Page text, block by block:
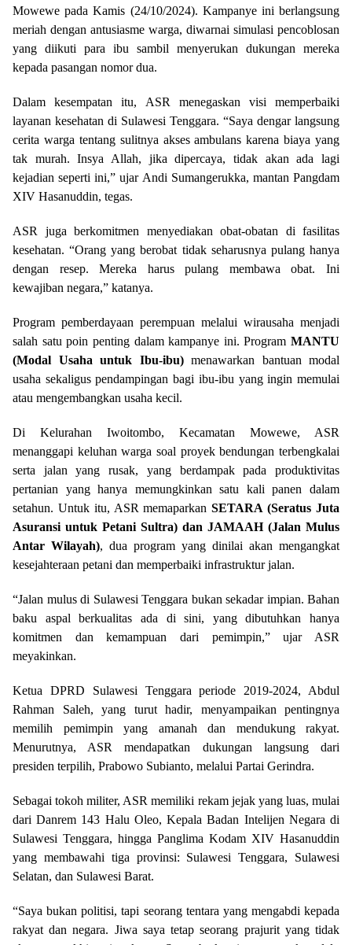
Mowewe pada Kamis (24/10/2024). Kampanye ini berlangsung
meriah dengan antusiasme warga, diwarnai simulasi pencoblosan
yang diikuti para ibu sambil menyerukan dukungan mereka
kepada pasangan nomor dua.
Dalam kesempatan itu, ASR menegaskan visi memperbaiki
layanan kesehatan di Sulawesi Tenggara. “Saya dengar langsung
cerita warga tentang sulitnya akses ambulans karena biaya yang
tak murah. Insya Allah, jika dipercaya, tidak akan ada lagi
kejadian seperti ini,” ujar Andi Sumangerukka, mantan Pangdam
XIV Hasanuddin, tegas.
ASR juga berkomitmen menyediakan obat-obatan di fasilitas
kesehatan. “Orang yang berobat tidak seharusnya pulang hanya
dengan resep. Mereka harus pulang membawa obat. Ini
kewajiban negara,” katanya.
Program pemberdayaan perempuan melalui wirausaha menjadi
salah satu poin penting dalam kampanye ini. Program MANTU
(Modal Usaha untuk Ibu-ibu)menawarkan bantuan modal
usaha sekaligus pendampingan bagi ibu-ibu yang ingin memulai
atau mengembangkan usaha kecil.
Di Kelurahan Iwoitombo, Kecamatan Mowewe, ASR
menanggapi keluhan warga soal proyek bendungan terbengkalai
serta jalan yang rusak, yang berdampak pada produktivitas
pertanian yang hanya memungkinkan satu kali panen dalam
setahun. Untuk itu, ASR memaparkan SETARA (Seratus Juta
Asuransi untuk Petani Sultra) dan JAMAAH (Jalan Mulus
Antar Wilayah), dua program yang dinilai akan mengangkat
kesejahteraan petani dan memperbaiki infrastruktur jalan.
“Jalan mulus di Sulawesi Tenggara bukan sekadar impian. Bahan
baku aspal berkualitas ada di sini, yang dibutuhkan hanya
komitmen dan kemampuan dari pemimpin,” ujar ASR
meyakinkan.
Ketua DPRD Sulawesi Tenggara periode 2019-2024, Abdul
Rahman Saleh, yang turut hadir, menyampaikan pentingnya
memilih pemimpin yang amanah dan mendukung rakyat.
Menurutnya, ASR mendapatkan dukungan langsung dari
presiden terpilih, Prabowo Subianto, melalui Partai Gerindra.
Sebagai tokoh militer, ASR memiliki rekam jejak yang luas, mulai
dari Danrem 143 Halu Oleo, Kepala Badan Intelijen Negara di
Sulawesi Tenggara, hingga Panglima Kodam XIV Hasanuddin
yang membawahi tiga provinsi: Sulawesi Tenggara, Sulawesi
Selatan, dan Sulawesi Barat.
“Saya bukan politisi, tapi seorang tentara yang mengabdi kepada
rakyat dan negara. Jiwa saya tetap seorang prajurit yang tidak